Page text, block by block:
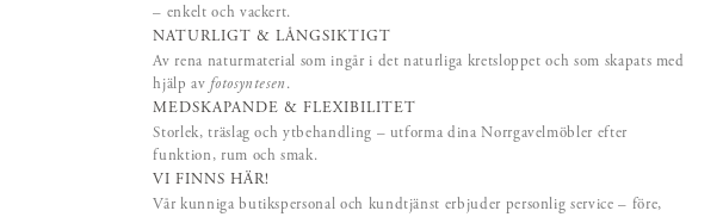
– enkelt och vackert.
NATURLIGT & LÅNGSIKTIGT
Av rena naturmaterial som ingår i det naturliga kretsloppet och som skapats med
hjälp avfotosyntesen .
MEDSKAPANDE & FLEXIBILITET
Storlek, träslag och ytbehandling – utforma dina Norrgavelmöbler efter
funktion, rum och smak.
VI FINNS HÄR!
Vår kunniga butikspersonal och kundtjänst erbjuder personlig service – före,